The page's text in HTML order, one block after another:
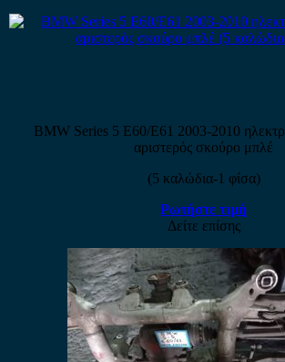
BMW Series 5 E60/E61 2003-2010
αριστερός σκούρο μπλέ
(5 καλώδια-1 φίσα)
Ρωτήστε τιμή
Δείτε επίσης